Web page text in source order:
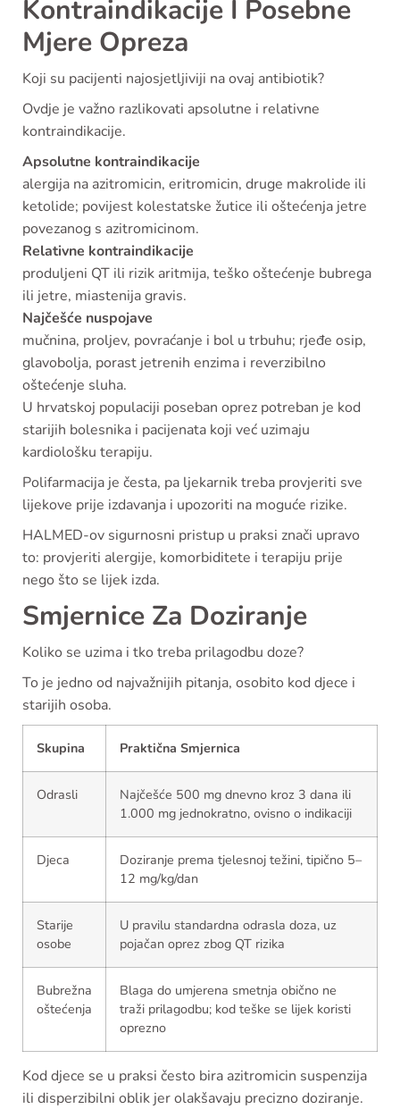
Kontraindikacije I Posebne
Mjere Opreza
Koji su pacijenti najosjetljiviji na ovaj antibiotik?
Ovdje je važno razlikovati apsolutne i relativne
kontraindikacije.
Apsolutne kontraindikacije
alergija na azitromicin, eritromicin, druge makrolide ili
ketolide; povijest kolestatske žutice ili oštećenja jetre
povezanog s azitromicinom.
Relativne kontraindikacije
produljeni QT ili rizik aritmija, teško oštećenje bubrega
ili jetre, miastenija gravis.
Najčešće nuspojave
mučnina, proljev, povraćanje i bol u trbuhu; rjeđe osip,
glavobolja, porast jetrenih enzima i reverzibilno
oštećenje sluha.
U hrvatskoj populaciji poseban oprez potreban je kod
starijih bolesnika i pacijenata koji već uzimaju
kardiološku terapiju.
Polifarmacija je česta, pa ljekarnik treba provjeriti sve
lijekove prije izdavanja i upozoriti na moguće rizike.
HALMED-ov sigurnosni pristup u praksi znači upravo
to: provjeriti alergije, komorbiditete i terapiju prije
nego što se lijek izda.
Smjernice Za Doziranje
Koliko se uzima i tko treba prilagodbu doze?
To je jedno od najvažnijih pitanja, osobito kod djece i
starijih osoba.
Skupina Praktična Smjernica
Odrasli
Najčešće 500 mg dnevno kroz 3 dana ili
1.000 mg jednokratno, ovisno o indikaciji
Djeca
Doziranje prema tjelesnoj težini, tipično 5–
12 mg/kg/dan
Starije
osobe
U pravilu standardna odrasla doza, uz
pojačan oprez zbog QT rizika
Bubrežna
oštećenja
Blaga do umjerena smetnja obično ne
traži prilagodbu; kod teške se lijek koristi
oprezno
Kod djece se u praksi često bira azitromicin suspenzija
ili disperzibilni oblik jer olakšavaju precizno doziranje.